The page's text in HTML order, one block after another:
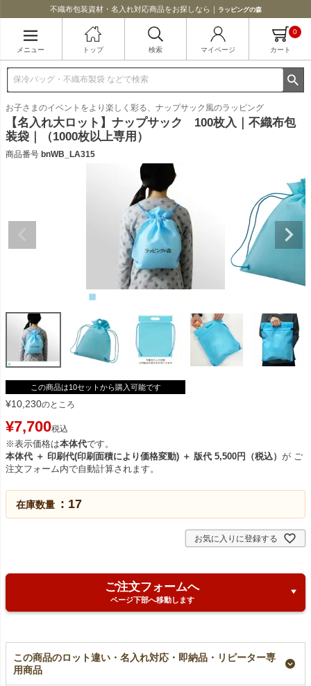
不織布包装資材・名入れ対応商品をお探しなら｜ ラッピングの森
メニュー トップ 検索 マイページ カート
0
お子さまのイベントをより楽しく彩る、ナップサック風のラッピング
【名入れ大ロット】ナップサック 100枚入｜不織布包
装袋｜（1000枚以上専用）
商品番号 bnWB_LA315
この商品は10セットから購入可能です
¥10,230のところ
¥7,700税込
※表示価格は本体代です。
本体代 ＋ 印刷代(印刷面積により価格変動) ＋ 版代 5,500円（税込） が ご
注文フォーム内で自動計算されます。
在庫数量 17
お気に入りに登録する
ご注文フォームへ
ページ下部へ移動します
この商品のロット違い・名入れ対応・即納品・リピーター専
用商品